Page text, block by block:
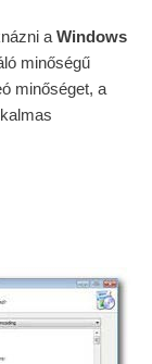
a Windows
minőségű
minőséget, a